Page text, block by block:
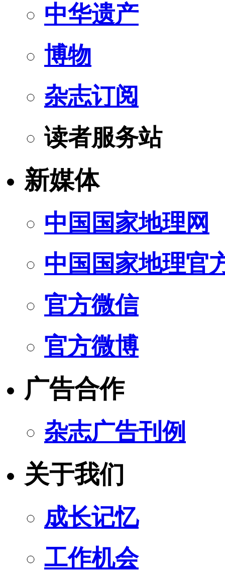
中华遗产
博物
杂志订阅
读者服务站
新媒体
中国国家地理网
中国国家地理官
官方微信
官方微博
广告合作
杂志广告刊例
关于我们
成长记忆
工作机会